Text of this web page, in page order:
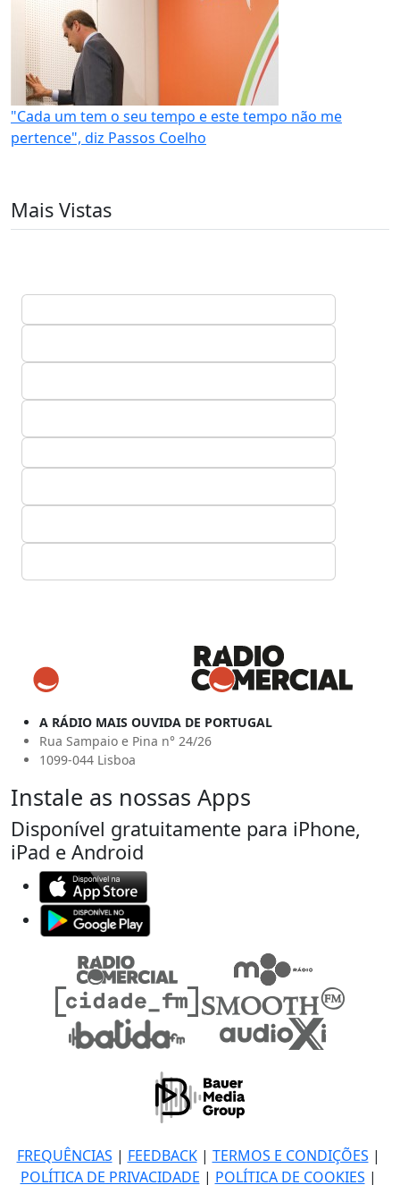
"Cada um tem o seu tempo e este tempo não me
pertence", diz Passos Coelho
Mais Vistas
A RÁDIO MAIS OUVIDA DE PORTUGAL
Rua Sampaio e Pina n° 24/26
1099-044 Lisboa
Instale as nossas Apps
Disponível gratuitamente para iPhone,
iPad e Android
FREQUÊNCIAS | FEEDBACK| TERMOS E CONDIÇÕES |
POLÍTICA DE PRIVACIDADE | POLÍTICA DE COOKIES |